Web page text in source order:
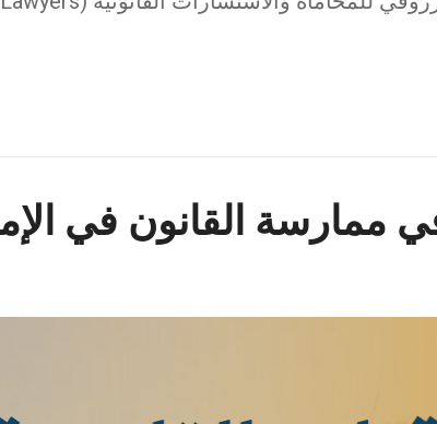
في ممارسة القانون في